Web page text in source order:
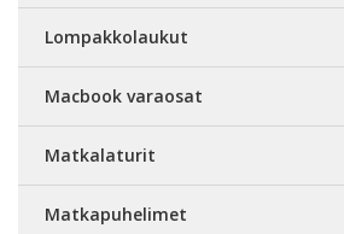
Lompakkolaukut
Macbook varaosat
Matkalaturit
Matkapuhelimet